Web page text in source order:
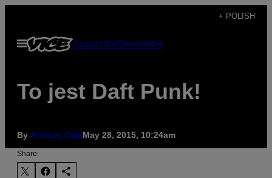
content
+ POLISH
Open
Menu
SubscribeNewsletter
To jest Daft Punk!
By Andrzej CałaMay 28, 2015, 10:24am
Share: